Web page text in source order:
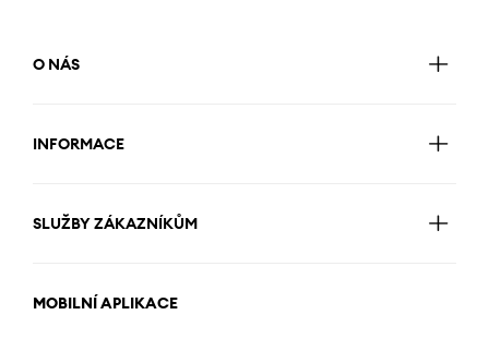
O NÁS
INFORMACE
SLUŽBY ZÁKAZNÍKŮM
MOBILNÍ APLIKACE